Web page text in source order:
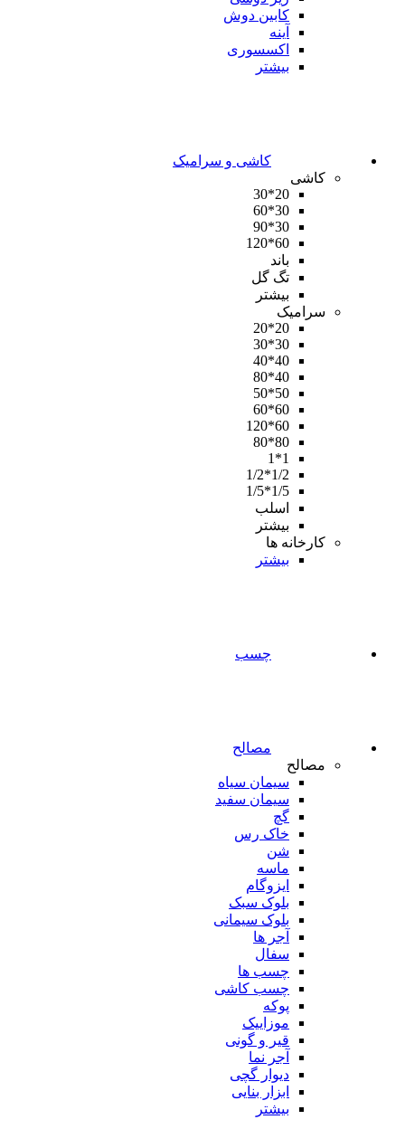
کابین دوش
آینه
اکسسوری
بیشتر
کاشی و سرامیک
کاشی
20*30
30*60
30*90
60*120
باند
تگ گل
بیشتر
سرامیک
20*20
30*30
40*40
40*80
50*50
60*60
60*120
80*80
1*1
1/2*1/2
1/5*1/5
اسلب
بیشتر
کارخانه ها
بیشتر
چسب
مصالح
مصالح
سیمان سیاه
سیمان سفید
گچ
خاک رس
شن
ماسه
ایزوگام
بلوک سبک
بلوک سیمانی
آجر ها
سفال
چسب ها
چسب کاشی
پوکه
موزاییک
قیر و گونی
آجر نما
دیوار گچی
ابزار بنایی
بیشتر